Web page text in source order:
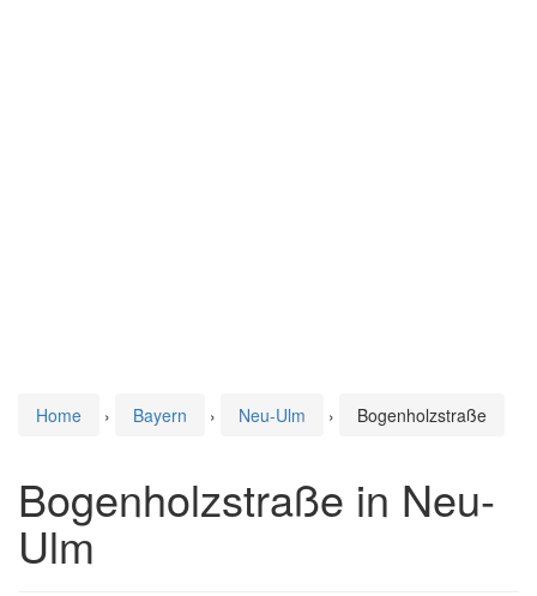
Home › Bayern › Neu-Ulm › Bogenholzstraße
Bogenholzstraße in Neu-
Ulm